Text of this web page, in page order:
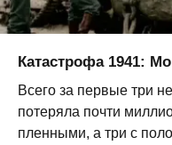
Катастрофа 1941:
Всего за первые три
потеряла почти
пленными, а три с